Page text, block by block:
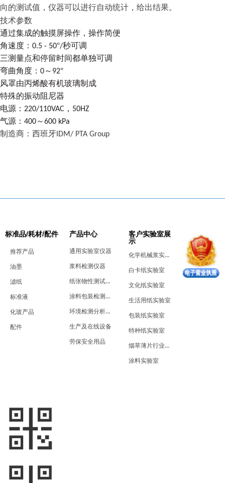
向的测试值，仪器可以进行自动统计，给出结果。
技术参数
通过集成的触摸屏操作，操作简便
角速度： 0.5 - 50°/秒可调
三测量点和停留时间都单独可调
弯曲角度： 0～ 92°
风罩由丙烯酸有机玻璃制成
特殊的振动阻尼器
电源： 220/110VAC ， 50HZ
气源： 400～600 kPa
制造商：西班牙 IDM/ PTA Group
通用实验室仪器
浆料检测仪器
纸张物性测试仪器
涂料包装检测仪器
环境检测分析仪器
生产及在线设备
劳保安全用品
产品中心
化学机械浆实验室
白卡纸实验室
文化纸实验室
生活用纸实验室
包装纸实验室
特种纸实验室
烟草薄片行业实验室
涂料实验室
客户实验室展
示
推荐产品
油墨
滤纸
标准液
化玻产品
配件
标准品/耗材/配件